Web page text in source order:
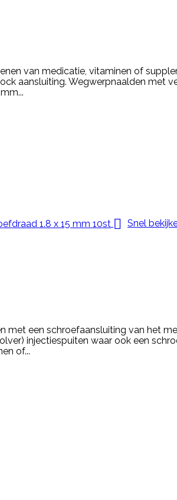
van medicatie, vitaminen of
aansluiting. Wegwerpnaalden met
 Snel
met een schroefaansluiting van het
injectiespuiten waar ook een
of...